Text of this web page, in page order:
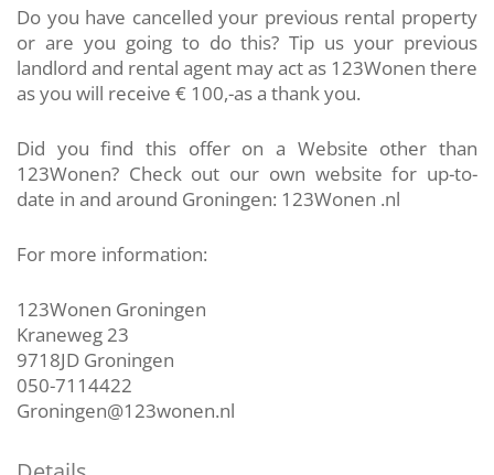
Do you have cancelled your previous rental property
or are you going to do this? Tip us your previous
landlord and rental agent may act as 123Wonen there
as you will receive € 100,-as a thank you.
Did you find this offer on a Website other than
123Wonen? Check out our own website for up-to-
date in and around Groningen: 123Wonen .nl
For more information:
123Wonen Groningen
Kraneweg 23
9718JD Groningen
050-7114422
Groningen@123wonen.nl